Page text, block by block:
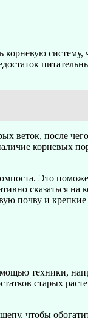
корневую
веток, после
корневых
Это
сказаться
почву и
техники,
старых
чтобы